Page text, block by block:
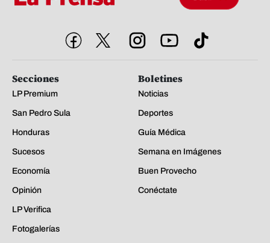
Secciones
LP Premium
San Pedro Sula
Honduras
Sucesos
Economía
Opinión
LP Verifica
Fotogalerías
Boletines
Noticias
Deportes
Guía Médica
Semana en Imágenes
Buen Provecho
Conéctate